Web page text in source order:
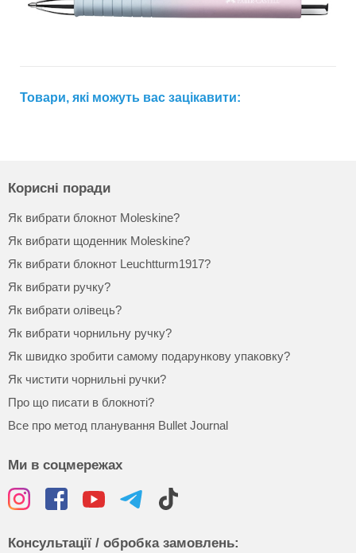
Товари, які можуть вас зацікавити:
Корисні поради
Як вибрати блокнот Moleskine?
Як вибрати щоденник Moleskine?
Як вибрати блокнот Leuchtturm1917?
Як вибрати ручку?
Як вибрати олівець?
Як вибрати чорнильну ручку?
Як швидко зробити самому подарункову упаковку?
Як чистити чорнильні ручки?
Про що писати в блокноті?
Все про метод планування Bullet Journal
Ми в соцмережах
Консультації / обробка замовлень: